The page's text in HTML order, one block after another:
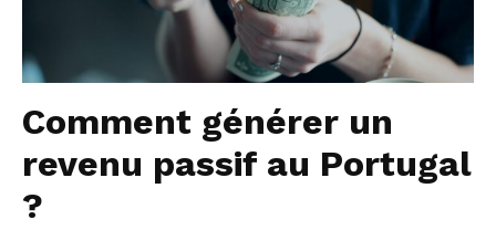
Comment générer un
revenu passif au Portugal
?